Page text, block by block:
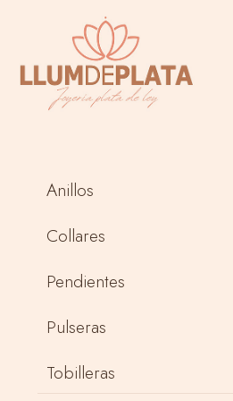
Anillos
Collares
Pendientes
Pulseras
Tobilleras